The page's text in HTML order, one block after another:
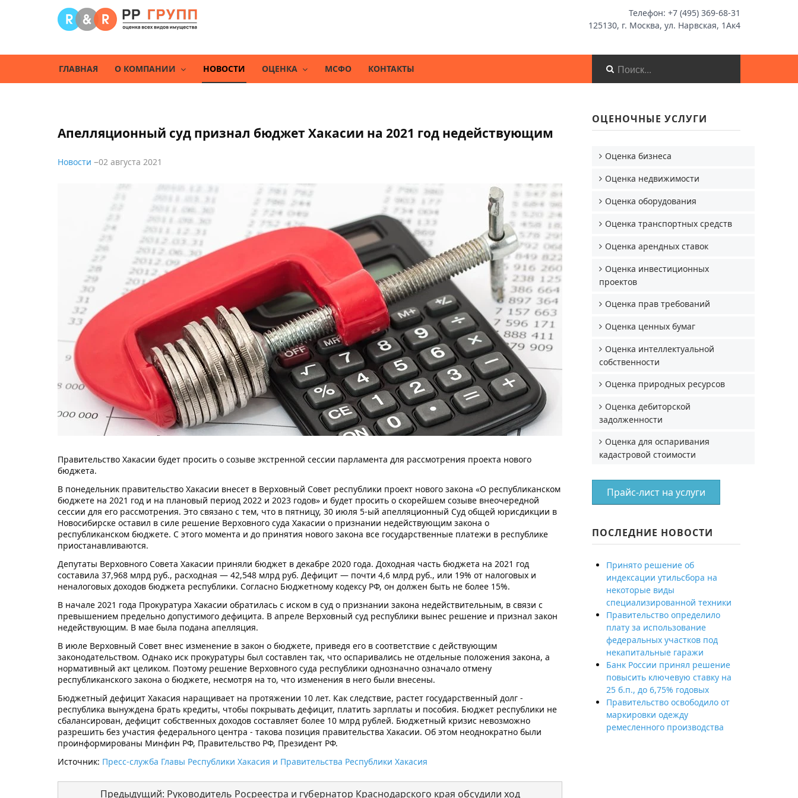
Телефон: +7 (495) 369-68-31
125130, г. Москва, ул. Нарвская, 1Ак4
ГЛАВНАЯ О КОМПАНИИ НОВОСТИ ОЦЕНКА МСФО КОНТАКТЫ
Апелляционный суд признал бюджет Хакасии на 2021 год недействующим
Новости 02 августа 2021
Правительство Хакасии будет просить о созыве экстренной сессии парламента для рассмотрения проекта нового
бюджета.
В понедельник правительство Хакасии внесет в Верховный Совет республики проект нового закона «О республиканском
бюджете на 2021 год и на плановый период 2022 и 2023 годов» и будет просить о скорейшем созыве внеочередной
сессии для его рассмотрения. Это связано с тем, что в пятницу, 30 июля 5-ый апелляционный Суд общей юрисдикции в
Новосибирске оставил в силе решение Верховного суда Хакасии о признании недействующим закона о
республиканском бюджете. С этого момента и до принятия нового закона все государственные платежи в республике
приостанавливаются.
Депутаты Верховного Совета Хакасии приняли бюджет в декабре 2020 года. Доходная часть бюджета на 2021 год
составила 37,968 млрд руб., расходная — 42,548 млрд руб. Дефицит — почти 4,6 млрд руб., или 19% от налоговых и
неналоговых доходов бюджета республики. Согласно Бюджетному кодексу РФ, он должен быть не более 15%.
В начале 2021 года Прокуратура Хакасии обратилась с иском в суд о признании закона недействительным, в связи с
превышением предельно допустимого дефицита. В апреле Верховный суд республики вынес решение и признал закон
недействующим. В мае была подана апелляция.
В июле Верховный Совет внес изменение в закон о бюджете, приведя его в соответствие с действующим
законодательством. Однако иск прокуратуры был составлен так, что оспаривались не отдельные положения закона, а
нормативный акт целиком. Поэтому решение Верховного суда республики однозначно означало отмену
республиканского закона о бюджете, несмотря на то, что изменения в него были внесены.
Бюджетный дефицит Хакасия наращивает на протяжении 10 лет. Как следствие, растет государственный долг -
республика вынуждена брать кредиты, чтобы покрывать дефицит, платить зарплаты и пособия. Бюджет республики не
сбалансирован, дефицит собственных доходов составляет более 10 млрд рублей. Бюджетный кризис невозможно
разрешить без участия федерального центра - такова позиция правительства Хакасии. Об этом неоднократно были
проинформированы Минфин РФ, Правительство РФ, Президент РФ.
Источник: Пресс-служба Главы Республики Хакасия и Правительства Республики Хакасия
Предыдущий: Руководитель Росреестра и губернатор Краснодарского края обсудили ход
ОЦЕНОЧНЫЕ УСЛУГИ
Оценка бизнеса
Оценка недвижимости
Оценка оборудования
Оценка транспортных средств
Оценка арендных ставок
Оценка инвестиционных
проектов
Оценка прав требований
Оценка ценных бумаг
Оценка интеллектуальной
собственности
Оценка природных ресурсов
Оценка дебиторской
задолженности
Оценка для оспаривания
кадастровой стоимости
Прайс-лист на услуги
ПОСЛЕДНИЕ НОВОСТИ
Принято решение об
индексации утильсбора на
некоторые виды
специализированной техники
Правительство определило
плату за использование
федеральных участков под
некапитальные гаражи
Банк России принял решение
повысить ключевую ставку на
25 б.п., до 6,75% годовых
Правительство освободило от
маркировки одежду
ремесленного производства